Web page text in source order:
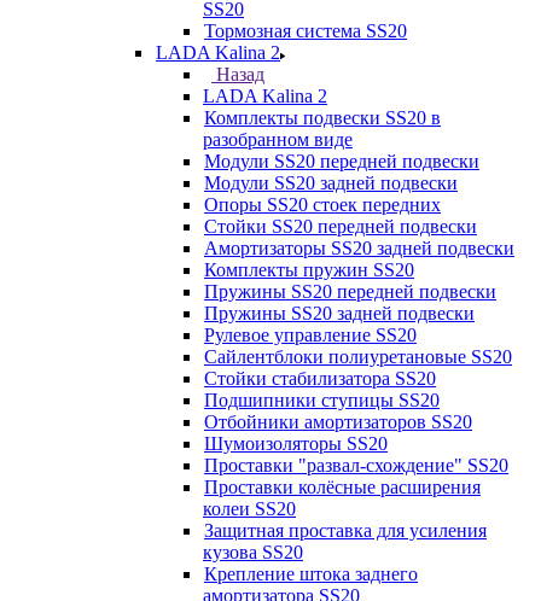
SS20
Тормозная система SS20
LADA Kalina 2
Назад
LADA Kalina 2
Комплекты подвески SS20 в
разобранном виде
Модули SS20 передней подвески
Модули SS20 задней подвески
Опоры SS20 стоек передних
Стойки SS20 передней подвески
Амортизаторы SS20 задней подвески
Комплекты пружин SS20
Пружины SS20 передней подвески
Пружины SS20 задней подвески
Рулевое управление SS20
Сайлентблоки полиуретановые SS20
Стойки стабилизатора SS20
Подшипники ступицы SS20
Отбойники амортизаторов SS20
Шумоизоляторы SS20
Проставки "развал-схождение" SS20
Проставки колёсные расширения
колеи SS20
Защитная проставка для усиления
кузова SS20
Крепление штока заднего
амортизатора SS20